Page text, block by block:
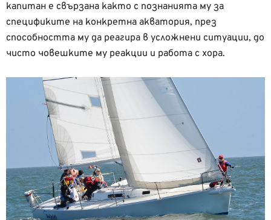
капитан е свързана както с познанията му за
спецификите на конкретна акватория, през
способността му да реагира в усложнени ситуации, до
чисто човешките му реакции и работа с хора.